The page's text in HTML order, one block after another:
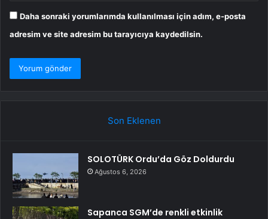
Daha sonraki yorumlarımda kullanılması için adım, e-posta
adresim ve site adresim bu tarayıcıya kaydedilsin.
Son Eklenen
SOLOTÜRK Ordu’da Göz Doldurdu
Ağustos 6, 2026
Sapanca SGM’de renkli etkinlik